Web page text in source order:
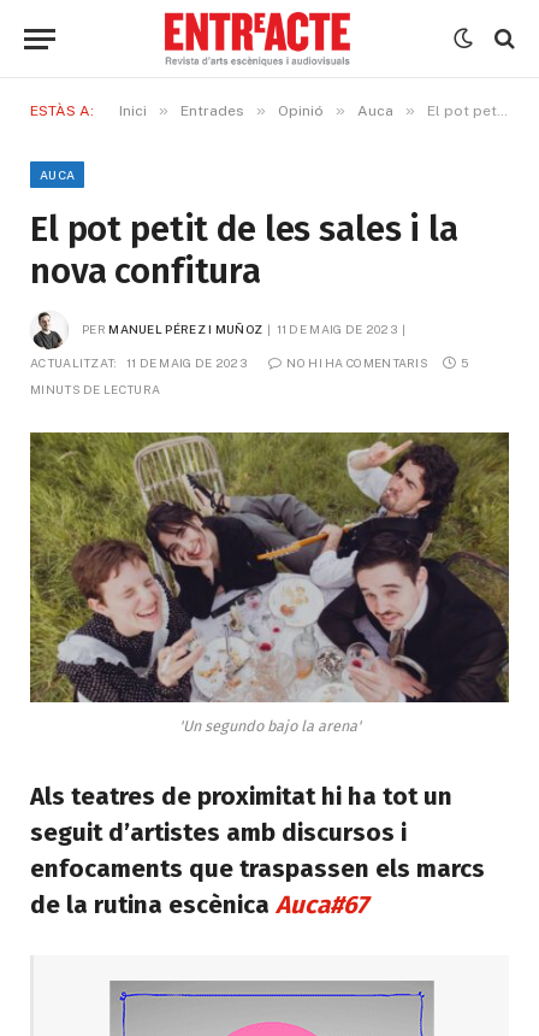
ESTÀS A: Inici » Entrades » Opinió » Auca » El pot petit de les sales i la nova confitura
AUCA
El pot petit de les sales i la
nova confitura
PER MANUEL PÉREZ I MUÑOZ 11 DE MAIG DE 2023
ACTUALITZAT: 11 DE MAIG DE 2023 NO HI HA COMENTARIS
5
MINUTS DE LECTURA
'Un segundo bajo la arena'
Als teatres de proximitat hi ha tot un
seguit d’artistes amb discursos i
enfocaments que traspassen els marcs
de la rutina escènica Auca#67